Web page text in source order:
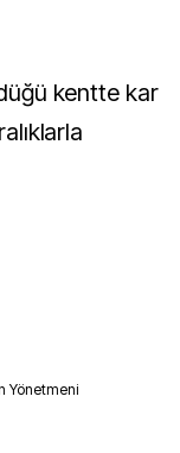
kentte kar
Yönetmeni